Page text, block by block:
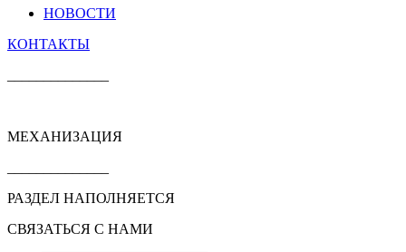
НОВОСТИ
КОНТАКТЫ
МЕХАНИЗАЦИЯ
РАЗДЕЛ НАПОЛНЯЕТСЯ
СВЯЗАТЬСЯ С НАМИ